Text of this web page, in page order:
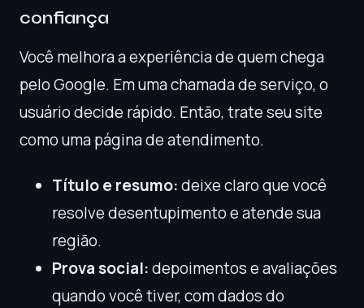
confiança
Você melhora a experiência de quem chega
pelo Google. Em uma chamada de serviço, o
usuário decide rápido. Então, trate seu site
como uma página de atendimento.
Título e resumo:deixe claro que você
resolve desentupimento e atende sua
região.
Prova social:depoimentos e avaliações
quando você tiver, com dados do